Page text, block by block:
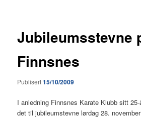
Jubileumsstevne
Finnsnes
Publisert15/10/2009
I anledning Finnsnes Karate Klubb sitt
det til jubileumstevne lørdag 28.